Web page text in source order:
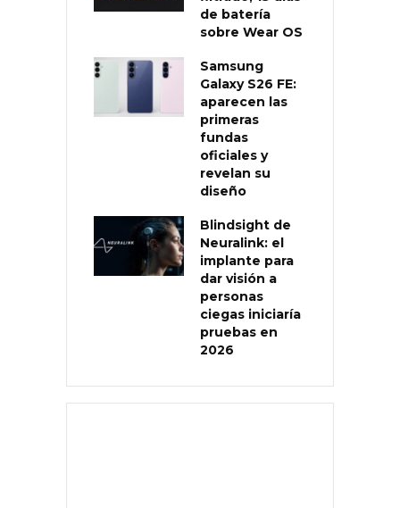
de batería
sobre Wear OS
Samsung
Galaxy S26 FE:
aparecen las
primeras
fundas
oficiales y
revelan su
diseño
Blindsight de
Neuralink: el
implante para
dar visión a
personas
ciegas iniciaría
pruebas en
2026